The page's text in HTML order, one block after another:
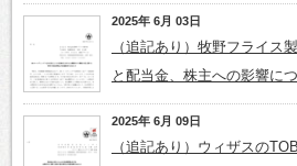
2025年 6月 03日
（追記あり）牧野フライス
と配当金、株主への影響に
2025年 6月 09日
（追記あり）ウィザスの